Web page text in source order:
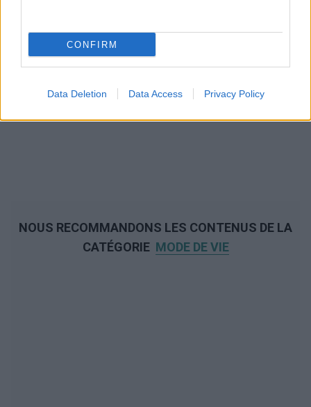
CONFIRM
Data Deletion Data Access Privacy Policy
NOUS RECOMMANDONS LES CONTENUS DE LA
CATÉGORIE MODE DE VIE